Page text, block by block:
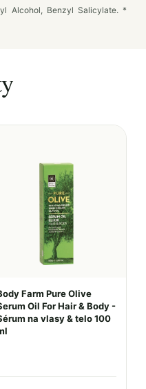
Alcohol, Benzyl Salicylate. *
Farm Pure Olive
Oil For Hair & Body -
na vlasy & telo 100